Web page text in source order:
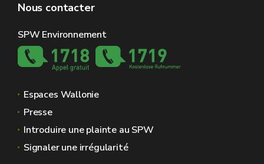
Nous contacter
SPW Environnement
Espaces Wallonie
Presse
Introduire une plainte au SPW
Signaler une irrégularité